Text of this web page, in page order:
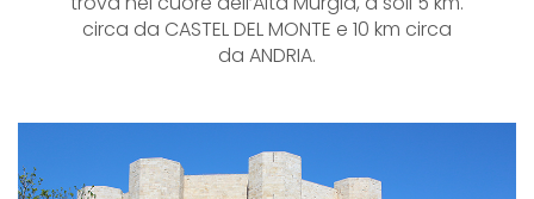
circa da CASTEL DEL MONTE e 10 km circa
da ANDRIA.